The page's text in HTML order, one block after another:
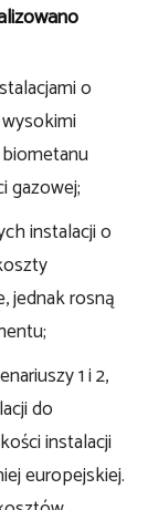
o
gazowej;
instalacji o
jednak rosną
1 i 2,
do
instalacji
europejskiej.